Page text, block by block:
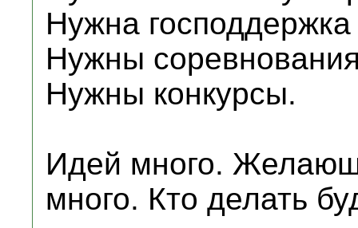
Нужна господдержка
Нужны
Нужны конкурсы.
Идей много.
много. Кто делать